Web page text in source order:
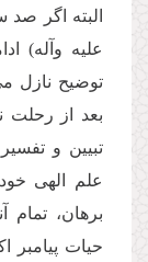
البته اگر
علیه وآله)
توضیح نازل
بعد از رحلت
تبیین و
علم الهى
برهان، تمام
حیات پیامبر